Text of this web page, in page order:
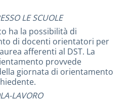
LE SCUOLE
ha la possibilità di
di docenti orientatori per
afferenti al DST. La
provvede
giornata di orientamento
LAVORO